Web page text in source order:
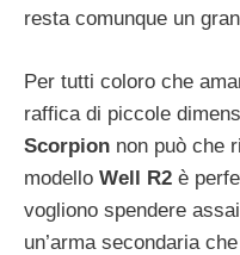
resta comunque un
Per tutti coloro che
raffica di piccole
Scorpion non può che
modello Well R2 è
vogliono spendere
un’arma secondaria